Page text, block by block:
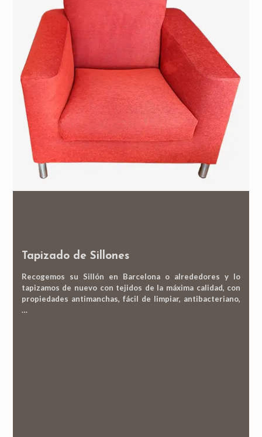
Tapizado de Sillones
Recogemos su Sillón en Barcelona o alrededores y lo
tapizamos de nuevo con tejidos de la máxima calidad, con
propiedades antimanchas, fácil de limpiar, antibacteriano,
…